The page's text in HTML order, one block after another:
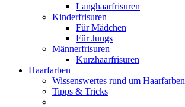
Langhaarfrisuren
Kinderfrisuren
Für Mädchen
Für Jungs
Männerfrisuren
Kurzhaarfrisuren
Haarfarben
Wissenswertes rund um Haarfarben
Tipps & Tricks